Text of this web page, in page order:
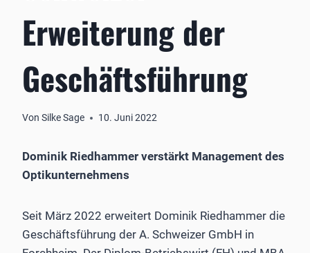
Erweiterung der
Geschäftsführung
Von Silke Sage 10. Juni 2022
Dominik Riedhammer verstärkt Management des
Optikunternehmens
Seit März 2022 erweitert Dominik Riedhammer die
Geschäftsführung der A. Schweizer GmbH in